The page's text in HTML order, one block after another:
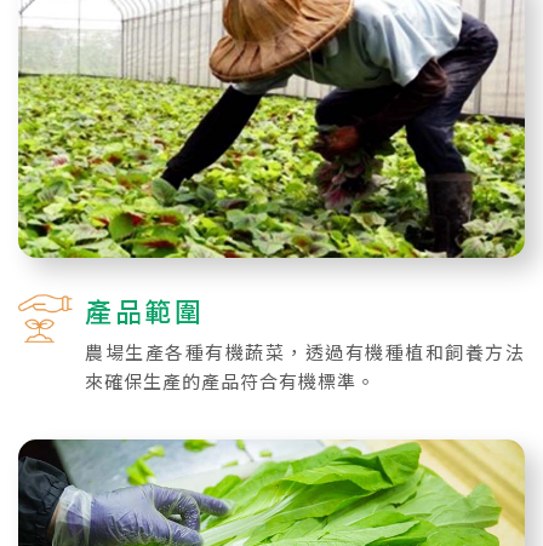
產品範圍
農場生產各種有機蔬菜，透過有機種植和飼養方法
來確保生產的產品符合有機標準。